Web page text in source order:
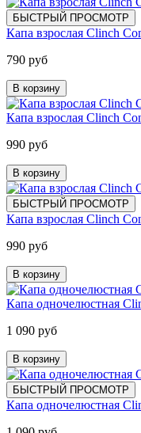
БЫСТРЫЙ ПРОСМОТР
Капа взрослая Clinch
790 руб
В корзину
Капа взрослая Clinch
990 руб
В корзину
БЫСТРЫЙ ПРОСМОТР
Капа взрослая Clinch
990 руб
В корзину
Капа одночелюстная
1 090 руб
В корзину
БЫСТРЫЙ ПРОСМОТР
Капа одночелюстная